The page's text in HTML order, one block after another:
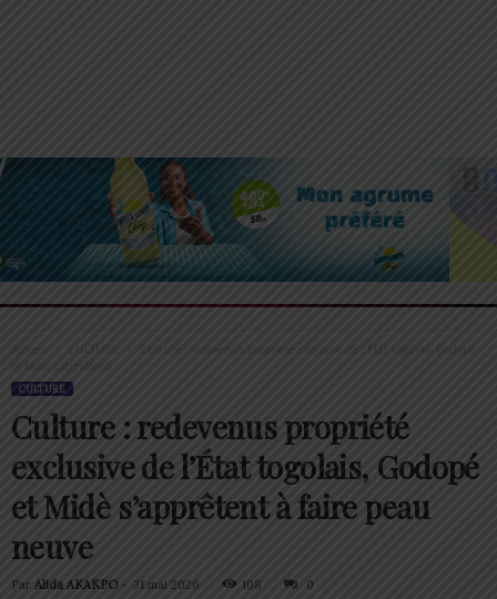
Accueil CULTURE
Culture : redevenus propriété exclusive de l’État togolais, Godopé
et Midè s’apprêtent...
CULTURE
Culture : redevenus propriété
exclusive de l’État togolais, Godopé
et Midè s’apprêtent à faire peau
neuve
Par Alida AKAKPO - 31 mai 2026 108 0